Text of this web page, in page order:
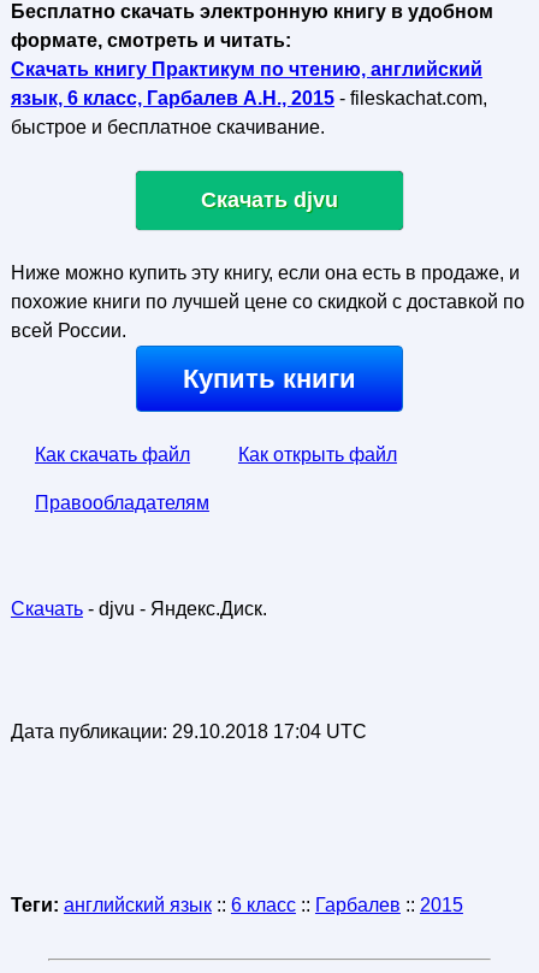
Бесплатно скачать электронную книгу в удобном
формате, смотреть и читать:
Скачать книгу Практикум по чтению, английский
язык, 6 класс, Гарбалев А.Н., 2015- fileskachat.com,
быстрое и бесплатное скачивание.
Скачать djvu
Ниже можно купить эту книгу, если она есть в продаже, и
похожие книги по лучшей цене со скидкой с доставкой по
всей России.
Купить книги
Как скачать файл Как открыть файл
Правообладателям
Скачать- djvu - Яндекс.Диск.
Дата публикации: 29.10.2018 17:04 UTC
Теги: английский язык:: 6 класс:: Гарбалев :: 2015